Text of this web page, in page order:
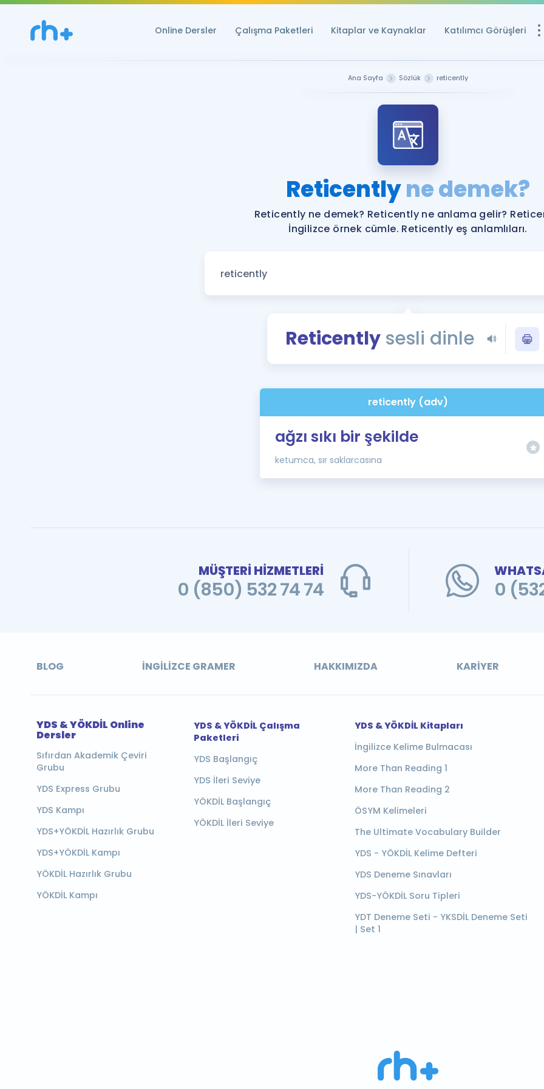
Online Dersler Çalışma Paketleri Kitaplar ve Kaynaklar Katılımcı Görüşleri
YDS ve YÖKDİL
YDS ve YÖKDİL'e
Tüm ÖSYM
YDS - YÖKDİL
İngilizce Gramer
Ana Sayfa Sözlük reticently
Reticentlyne demek?
Reticently ne demek? Reticently ne anlama gelir?
İngilizce örnek cümle. Reticently eş anlamlıları.
Reticently sesli dinle
reticently (adv)
ağzı sıkı bir şekilde
ketumca, sır saklarcasına
MÜŞTERİ HİZMETLERİ
0 (850) 532 74 74 0
BLOG İNGILIZCE GRAMER HAKKIMIZDA KARIYER
YDS & YÖKDİL Online
Dersler
Sıfırdan Akademik Çeviri
Grubu
YDS Express Grubu
YDS Kampı
YDS+YÖKDİL Hazırlık Grubu
YDS+YÖKDİL Kampı
YÖKDİL Hazırlık Grubu
YÖKDİL Kampı
YDS & YÖKDİL Çalışma
Paketleri
YDS Başlangıç
YDS İleri Seviye
YÖKDİL Başlangıç
YÖKDİL İleri Seviye
YDS & YÖKDİL Kitapları
İngilizce Kelime Bulmacası
More Than Reading 1
More Than Reading 2
ÖSYM Kelimeleri
The Ultimate Vocabulary Builder
YDS - YÖKDİL Kelime Defteri
YDS Deneme Sınavları
YDS-YÖKDİL Soru Tipleri
YDT Deneme Seti - YKSDİL Deneme Seti
| Set 1